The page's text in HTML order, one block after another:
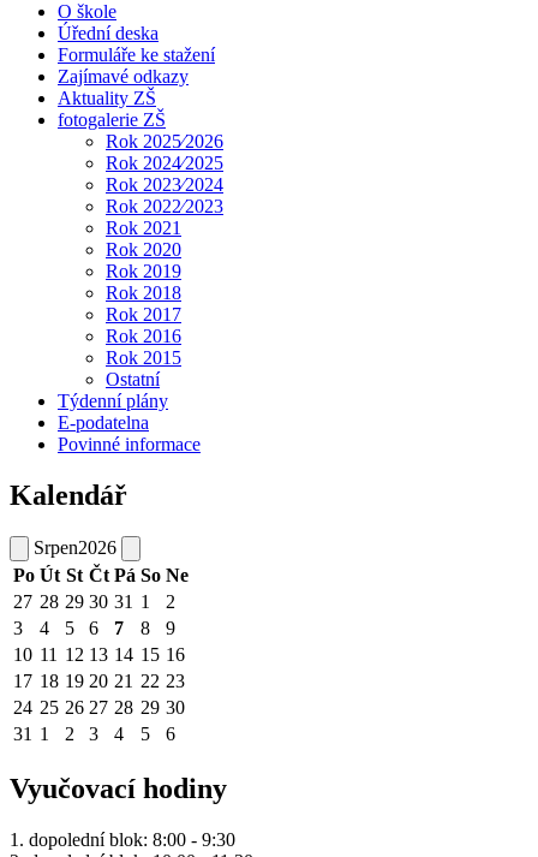
O škole
Úřední deska
Formuláře ke stažení
Zajímavé odkazy
Aktuality ZŠ
fotogalerie ZŠ
Rok 2025⁄2026
Rok 2024⁄2025
Rok 2023⁄2024
Rok 2022⁄2023
Rok 2021
Rok 2020
Rok 2019
Rok 2018
Rok 2017
Rok 2016
Rok 2015
Ostatní
Týdenní plány
E-podatelna
Povinné informace
Kalendář
Srpen2026
Po Út St Čt Pá So Ne
27 28 29 30 31 1
2
3
4 5 6 7 8
9
10 11 12 13 14 15 16
17 18 19 20 21 22 23
24 25 26 27 28 29 30
31 1 2 3 4 5 6
Vyučovací hodiny
1. dopolední blok: 8:00 - 9:30